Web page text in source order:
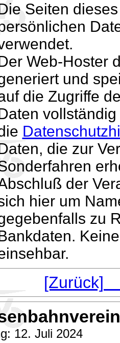
Seiten
Web-Hoster
und
die Zugriffe
die zur
der
hier um
zu
12. Juli 2024